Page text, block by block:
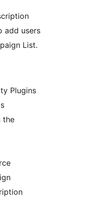
add users
List.
Plugins
the